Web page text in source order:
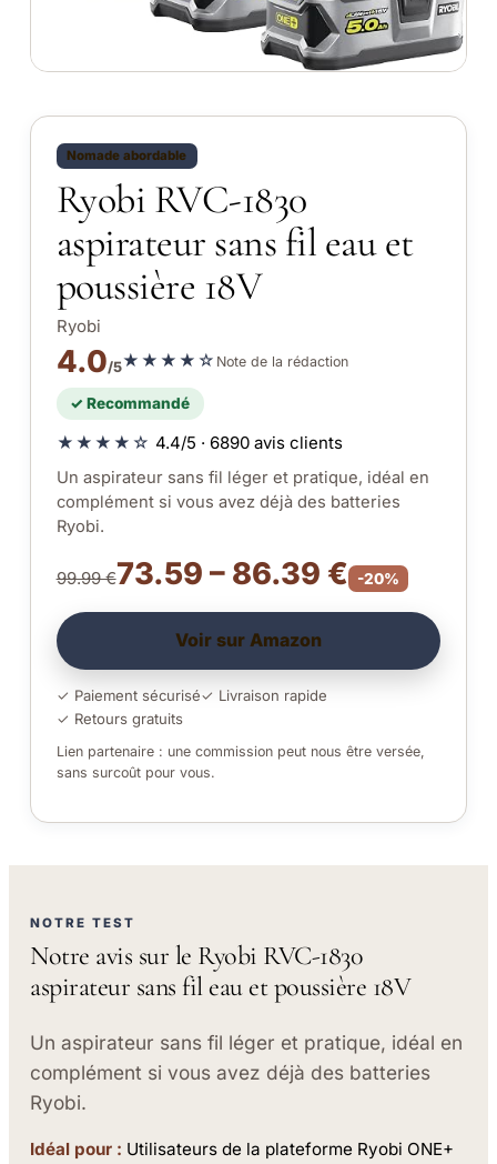
Nomade abordable
Ryobi RVC-1830
aspirateur sans fil eau et
poussière 18V
Ryobi
4.0/5★★★★☆ Note de la rédaction
✓ Recommandé
★★★★☆ 4.4/5 · 6890 avis clients
Un aspirateur sans fil léger et pratique, idéal en
complément si vous avez déjà des batteries
Ryobi.
99.99 €73.59 – 86.39 € -20%
Voir sur Amazon
✓ Paiement sécurisé✓ Livraison rapide
✓ Retours gratuits
Lien partenaire : une commission peut nous être versée,
sans surcoût pour vous.
NOTRE TEST
Notre avis sur le Ryobi RVC-1830
aspirateur sans fil eau et poussière 18V
Un aspirateur sans fil léger et pratique, idéal en
complément si vous avez déjà des batteries
Ryobi.
Idéal pour : Utilisateurs de la plateforme Ryobi ONE+